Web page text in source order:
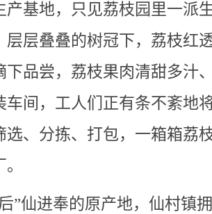
产基地，只见荔枝园里一派
层层叠叠的树冠下，荔枝红
下品尝，荔枝果肉清甜多汁
车间，工人们正有条不紊地
选、分拣、打包，一箱箱荔
”仙进奉的原产地，仙村镇